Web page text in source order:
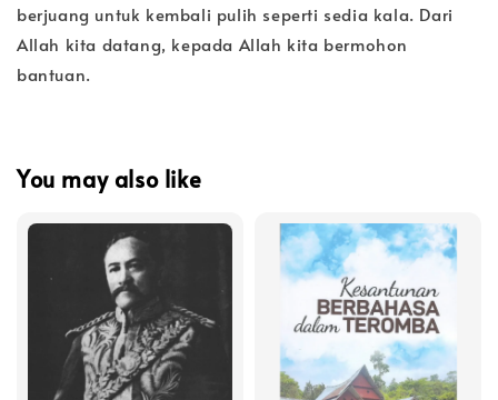
berjuang untuk kembali pulih seperti sedia kala. Dari
Allah kita datang, kepada Allah kita bermohon
bantuan.
You may also like